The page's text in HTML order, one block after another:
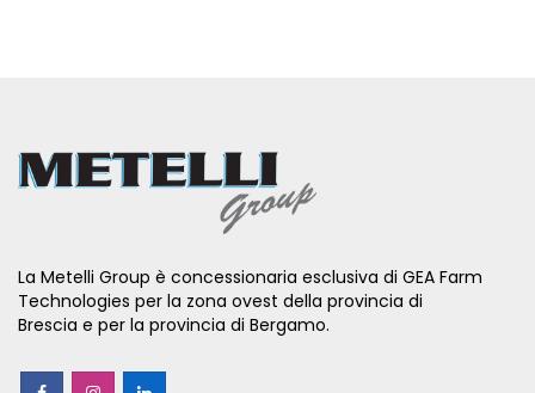
La Metelli Group è concessionaria esclusiva di GEA Farm
Technologies per la zona ovest della provincia di
Brescia e per la provincia di Bergamo.